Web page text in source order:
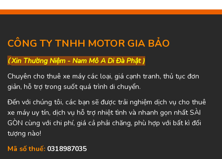
CÔNG TY TNHH MOTOR GIA BẢO
(Xin Thường Niệm - Nam Mô A Di Đà Phật )
Chuyên cho thuê xe máy các loại, giá cạnh tranh, thủ tục đơn
giản, hỗ trợ trong suốt quá trình di chuyển.
Đến với chúng tôi, các bạn sẽ được trải nghiệm dịch vụ cho thuê
xe máy uy tín, dịch vụ hỗ trợ nhiệt tình và nhanh gọn nhất SÀI
GÒN cùng với chi phí, giá cả phải chăng, phù hợp với bất kì đối
tượng nào!
Mã số thuế: 0318987035